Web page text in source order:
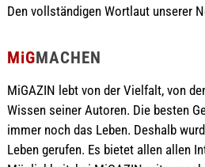
Den vollständigen Wortlaut unserer
MiGMACHEN
MiGAZIN lebt von der Vielfalt, von
Wissen seiner Autoren. Die besten
immer noch das Leben. Deshalb
Leben gerufen. Es bietet allen allen